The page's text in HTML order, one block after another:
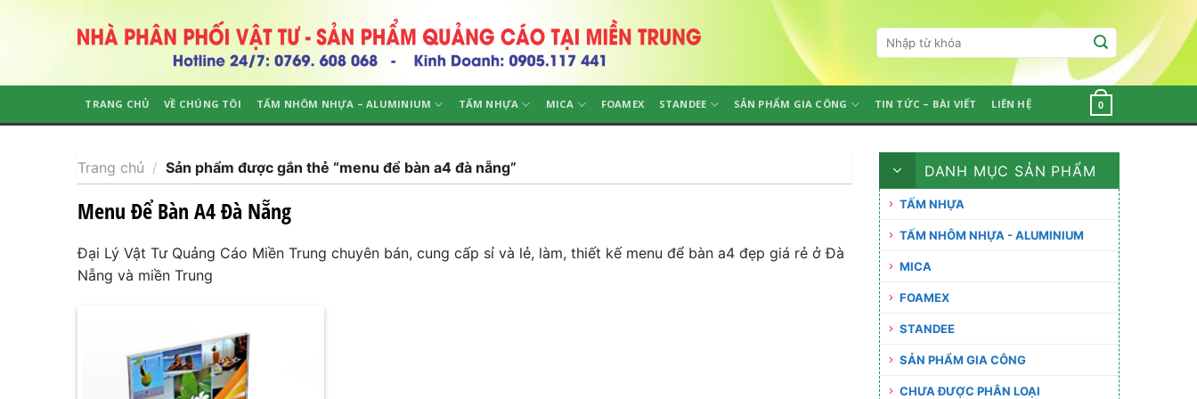
Tìm
kiếm:
TRANG CHỦ VỀ CHÚNG TÔI TẤM NHÔM NHỰA – ALUMINIUM TẤM NHỰA MICA FOAMEX STANDEE SẢN PHẨM GIA CÔNG TIN TỨC – BÀI VIẾT LIÊN HỆ 0
Menu Để Bàn A4 Đà Nẵng
Trang chủ / Sản phẩm được gắn thẻ “menu để bàn a4 đà nẵng”
Đại Lý Vật Tư Quảng Cáo Miền Trung chuyên bán, cung cấp sỉ và lẻ, làm, thiết kế menu để bàn a4 đẹp giá rẻ ở Đà
Nẵng và miền Trung
DANH MỤC SẢN PHẨM
TẤM NHỰA
TẤM NHÔM NHỰA - ALUMINIUM
MICA
FOAMEX
STANDEE
SẢN PHẨM GIA CÔNG
CHƯA ĐƯỢC PHÂN LOẠI